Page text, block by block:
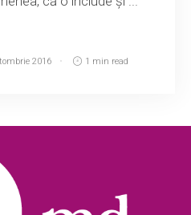
2016 1 min read